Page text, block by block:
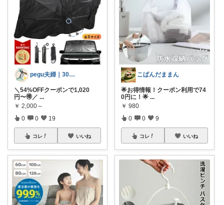
pegu夫婦｜30代ふたり暮らし🌿
＼54%OFFクーポンで1,020
円〜🉐／ ...
￥ 2,000～
0 0 19
コレ いいね
こぱんだままん
🌟お得情報！クーポン利用で74
0円に！🌟 ...
￥ 980
0 0 9
コレ いいね